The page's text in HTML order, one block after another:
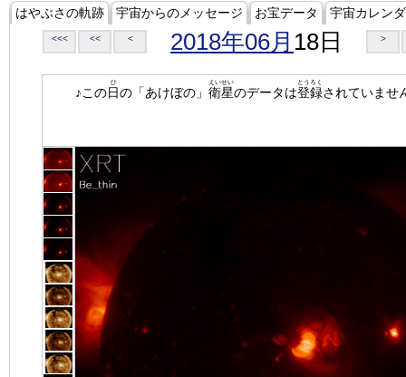
はやぶさの軌跡 宇宙からのメッセージ お宝データ 宇宙カレン
<<< << < 2018年06月 18日 >
♪この日
ひ
の「あけぼの」 衛星
えいせい
のデータは登録
とうろく
されていませ